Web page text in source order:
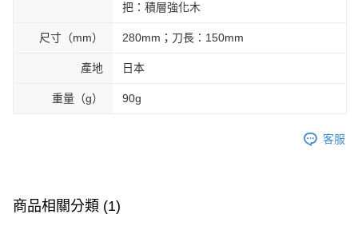
把：積層強化木
尺寸（mm） 280mm；刀長：150mm
產地 日本
重量（g） 90g
客服
商品相關分類 (1)